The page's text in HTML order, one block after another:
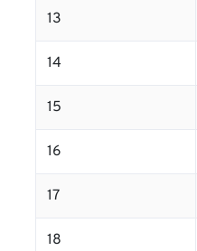
13
14
15
16
17
18